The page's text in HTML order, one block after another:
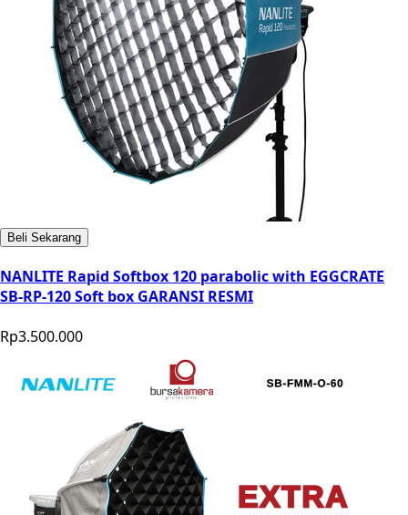
Beli Sekarang
NANLITE Rapid Softbox 120 parabolic with EGGCRATE
SB-RP-120 Soft box GARANSI RESMI
Rp3.500.000